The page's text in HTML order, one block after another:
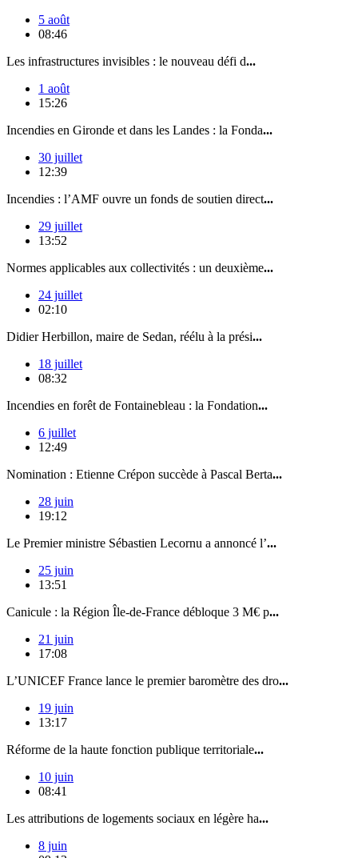
5 août
08:46
Les infrastructures invisibles : le nouveau défi d...
1 août
15:26
Incendies en Gironde et dans les Landes : la Fonda...
30 juillet
12:39
Incendies : l’AMF ouvre un fonds de soutien direct...
29 juillet
13:52
Normes applicables aux collectivités : un deuxième...
24 juillet
02:10
Didier Herbillon, maire de Sedan, réélu à la prési...
18 juillet
08:32
Incendies en forêt de Fontainebleau : la Fondation...
6 juillet
12:49
Nomination : Etienne Crépon succède à Pascal Berta...
28 juin
19:12
Le Premier ministre Sébastien Lecornu a annoncé l’...
25 juin
13:51
Canicule : la Région Île-de-France débloque 3 M€ p...
21 juin
17:08
L’UNICEF France lance le premier baromètre des dro...
19 juin
13:17
Réforme de la haute fonction publique territoriale...
10 juin
08:41
Les attributions de logements sociaux en légère ha...
8 juin